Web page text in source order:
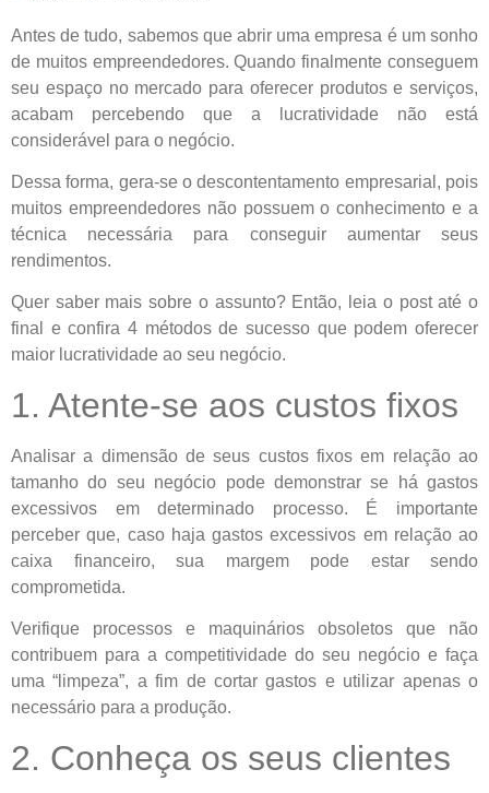
Antes de tudo, sabemos que abrir uma empresa é um sonho
de muitos empreendedores. Quando finalmente conseguem
seu espaço no mercado para oferecer produtos e serviços,
acabam percebendo que a lucratividade não está
considerável para o negócio.
Dessa forma, gera-se o descontentamento empresarial, pois
muitos empreendedores não possuem o conhecimento e a
técnica necessária para conseguir aumentar seus
rendimentos.
Quer saber mais sobre o assunto? Então, leia o post até o
final e confira 4 métodos de sucesso que podem oferecer
maior lucratividade ao seu negócio.
1. Atente-se aos custos fixos
Analisar a dimensão de seus custos fixos em relação ao
tamanho do seu negócio pode demonstrar se há gastos
excessivos em determinado processo. É importante
perceber que, caso haja gastos excessivos em relação ao
caixa financeiro, sua margem pode estar sendo
comprometida.
Verifique processos e maquinários obsoletos que não
contribuem para a competitividade do seu negócio e faça
uma “limpeza”, a fim de cortar gastos e utilizar apenas o
necessário para a produção.
2. Conheça os seus clientes